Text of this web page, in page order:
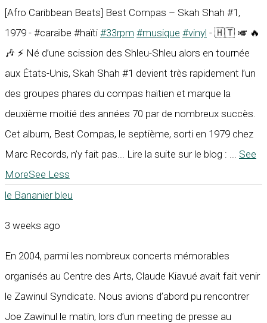
[Afro Caribbean Beats] Best Compas – Skah Shah #1,
1979 - #caraïbe #haïti #33rpm #musique #vinyl - 🇭🇹 🎺 🔥
🎶 ⚡ Né d’une scission des Shleu-Shleu alors en tournée
aux États-Unis, Skah Shah #1 devient très rapidement l’un
des groupes phares du compas haïtien et marque la
deuxième moitié des années 70 par de nombreux succès.
Cet album, Best Compas, le septième, sorti en 1979 chez
Marc Records, n’y fait pas... Lire la suite sur le blog :
See
MoreSee Less
le Bananier bleu
3 weeks ago
En 2004, parmi les nombreux concerts mémorables
organisés au Centre des Arts, Claude Kiavué avait fait venir
le Zawinul Syndicate. Nous avions d’abord pu rencontrer
Joe Zawinul le matin, lors d’un meeting de presse au